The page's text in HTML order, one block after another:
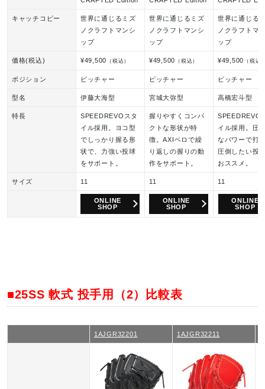
キャッチコピー
世界に通じるミズ
ノクラフトマンシ
ップ
世界に通じるミズ
ノクラフトマンシ
ップ
世界に通じる
ノクラフトマ
ップ
価格(税込) ¥49,500 （税込） ¥49,500 （税込） ¥49,500 （税込
ポジション ピッチャー ピッチャー ピッチャー
型名 伊藤大海型 宮城大弥型 高橋宏斗型
特長
SPEEDREVOスタ
イル採用。ヨコ型
でしっかり握る形
状で、力強い投球
をサポート。
握りやすくコンパ
クトな形状が特
徴。AXIベロで繰
り返しの握りの動
作をサポート。
SPEEDREVO
イル採用。圧
なパワーで打
圧倒したい投
おススメ。
サイズ 11 11 11
ONLINE
SHOP
ONLINE
SHOP
ONLINE
SHOP
■25SS 軟式 投手用（2）比較表
1AJGR32201 1AJGR32211